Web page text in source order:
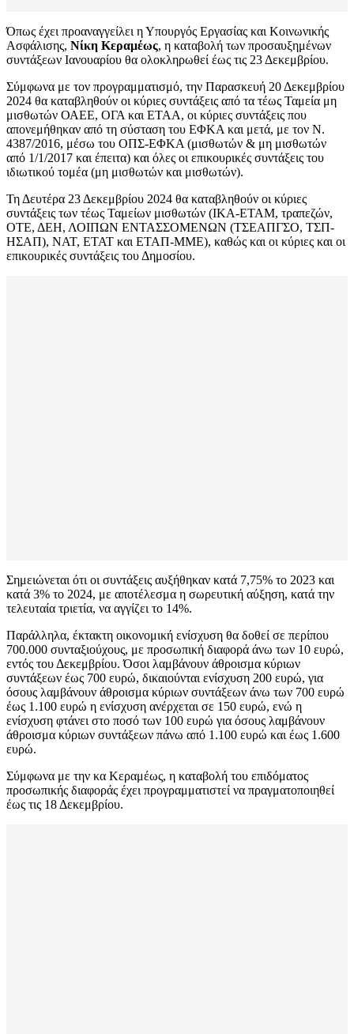
Όπως έχει προαναγγείλει η Υπουργός Εργασίας και Κοινωνικής
Ασφάλισης, Νίκη Κεραμέως, η καταβολή των προσαυξημένων
συντάξεων Ιανουαρίου θα ολοκληρωθεί έως τις 23 Δεκεμβρίου.
Σύμφωνα με τον προγραμματισμό, την Παρασκευή 20 Δεκεμβρίου
2024 θα καταβληθούν οι κύριες συντάξεις από τα τέως Ταμεία μη
μισθωτών ΟΑΕΕ, ΟΓΑ και ΕΤΑΑ, οι κύριες συντάξεις που
απονεμήθηκαν από τη σύσταση του ΕΦΚΑ και μετά, με τον Ν.
4387/2016, μέσω του ΟΠΣ-ΕΦΚΑ (μισθωτών & μη μισθωτών
από 1/1/2017 και έπειτα) και όλες οι επικουρικές συντάξεις του
ιδιωτικού τομέα (μη μισθωτών και μισθωτών).
Τη Δευτέρα 23 Δεκεμβρίου 2024 θα καταβληθούν οι κύριες
συντάξεις των τέως Ταμείων μισθωτών (ΙΚΑ-ΕΤΑΜ, τραπεζών,
ΟΤΕ, ΔΕΗ, ΛΟΙΠΩΝ ΕΝΤΑΣΣΟΜΕΝΩΝ (ΤΣΕΑΠΓΣΟ, ΤΣΠ-
ΗΣΑΠ), ΝΑΤ, ΕΤΑΤ και ΕΤΑΠ-ΜΜΕ), καθώς και οι κύριες και οι
επικουρικές συντάξεις του Δημοσίου.
Σημειώνεται ότι οι συντάξεις αυξήθηκαν κατά 7,75% το 2023 και
κατά 3% το 2024, με αποτέλεσμα η σωρευτική αύξηση, κατά την
τελευταία τριετία, να αγγίζει το 14%.
Παράλληλα, έκτακτη οικονομική ενίσχυση θα δοθεί σε περίπου
700.000 συνταξιούχους, με προσωπική διαφορά άνω των 10 ευρώ,
εντός του Δεκεμβρίου. Όσοι λαμβάνουν άθροισμα κύριων
συντάξεων έως 700 ευρώ, δικαιούνται ενίσχυση 200 ευρώ, για
όσους λαμβάνουν άθροισμα κύριων συντάξεων άνω των 700 ευρώ
έως 1.100 ευρώ η ενίσχυση ανέρχεται σε 150 ευρώ, ενώ η
ενίσχυση φτάνει στο ποσό των 100 ευρώ για όσους λαμβάνουν
άθροισμα κύριων συντάξεων πάνω από 1.100 ευρώ και έως 1.600
ευρώ.
Σύμφωνα με την κα Κεραμέως, η καταβολή του επιδόματος
προσωπικής διαφοράς έχει προγραμματιστεί να πραγματοποιηθεί
έως τις 18 Δεκεμβρίου.